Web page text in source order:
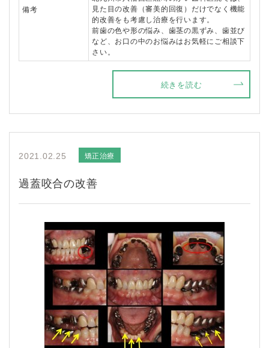
備考
見た目の改善（審美的回復）だけでなく機能
的改善をも考慮し治療を行います。
前歯の色や形の悩み、歯茎の黒ずみ、歯並び
など、お口の中のお悩みはお気軽にご相談下
さい。
続きを読む
2021.02.25 矯正治療
過蓋咬合の改善